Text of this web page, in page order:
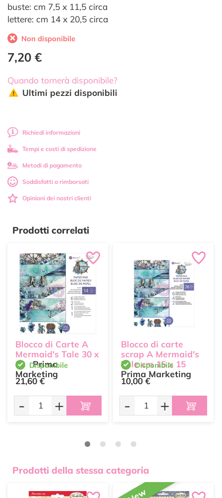
buste: cm 7,5 x 11,5 circa
lettere: cm 14 x 20,5 circa
Non disponibile
7,20 €
Quando tornerà disponibile?
Ultimi pezzi disponibili
Richiedi informazioni
Tempi e costi di spedizione
Metodi di pagamento
Soddisfatti o rimborsati
Opinioni dei nostri clienti
Prodotti correlati
Blocco di Carte A
Mermaid's Tale 30 x
30 Prima
Marketing
Disponibile
21,60 €
- +
Blocco di carte
scrap A Mermaid's
Tale cm 15 x 15
Prima Marketing
Disponibile
10,00 €
- +
Prodotti della stessa categoria